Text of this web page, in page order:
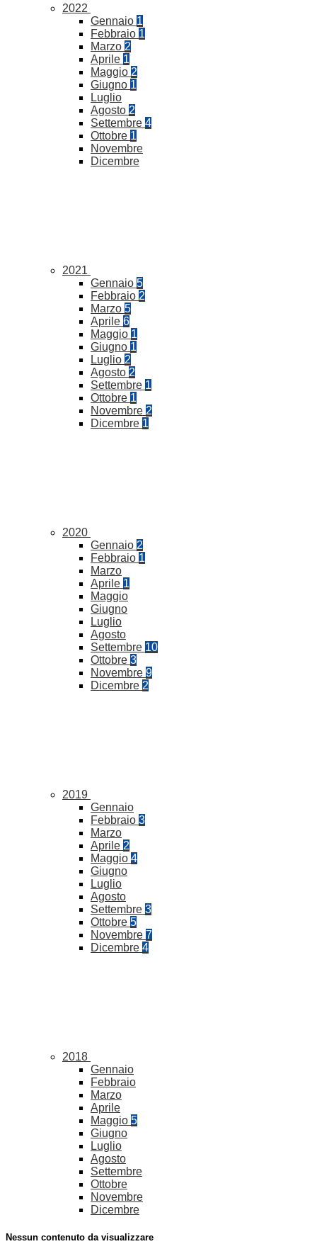
2022
Gennaio 1
Febbraio 1
Marzo 2
Aprile 1
Maggio 2
Giugno 1
Luglio
Agosto 2
Settembre 4
Ottobre 1
Novembre
Dicembre
2021
Gennaio 5
Febbraio 2
Marzo 5
Aprile 6
Maggio 1
Giugno 1
Luglio 2
Agosto 2
Settembre 1
Ottobre 1
Novembre 2
Dicembre 1
2020
Gennaio 2
Febbraio 1
Marzo
Aprile 1
Maggio
Giugno
Luglio
Agosto
Settembre 10
Ottobre 3
Novembre 9
Dicembre 2
2019
Gennaio
Febbraio 3
Marzo
Aprile 2
Maggio 4
Giugno
Luglio
Agosto
Settembre 3
Ottobre 5
Novembre 7
Dicembre 4
2018
Gennaio
Febbraio
Marzo
Aprile
Maggio 5
Giugno
Luglio
Agosto
Settembre
Ottobre
Novembre
Dicembre
Nessun contenuto da visualizzare